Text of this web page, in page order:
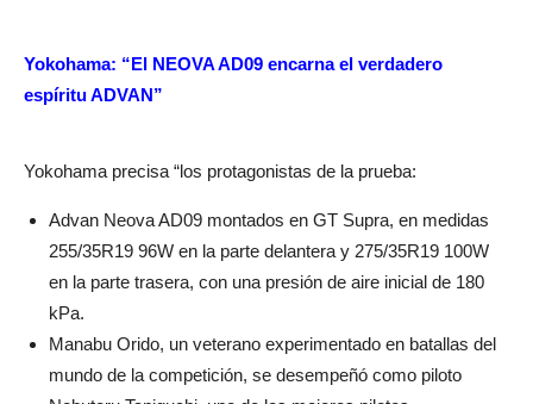
Yokohama: “El NEOVA AD09 encarna el verdadero
espíritu ADVAN”
Yokohama precisa “los protagonistas de la prueba:
Advan Neova AD09 montados en GT Supra, en medidas
255/35R19 96W en la parte delantera y 275/35R19 100W
en la parte trasera, con una presión de aire inicial de 180
kPa.
Manabu Orido, un veterano experimentado en batallas del
mundo de la competición, se desempeñó como piloto